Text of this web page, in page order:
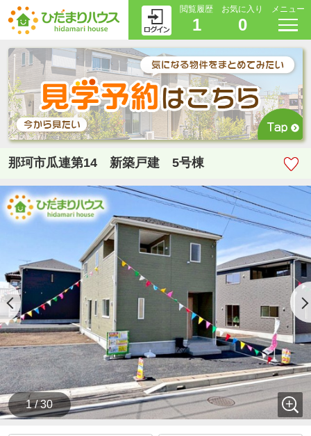
閲覧履歴
1
お気に入り
0
メニュー
那珂市瓜連第14 新築戸建 5号棟
1 / 30